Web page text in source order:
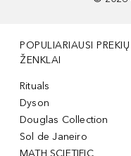
POPULIARIAUSI PREKIŲ
ŽENKLAI
Rituals
Dyson
Douglas Collection
Sol de Janeiro
MATH SCIETIFIC